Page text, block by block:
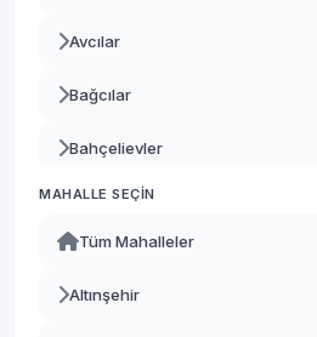
Avcılar
Bağcılar
Bahçelievler
Bakırköy
Başakşehir
Bayrampaşa
MAHALLE SEÇIN
Tüm Mahalleler
Altınşehir